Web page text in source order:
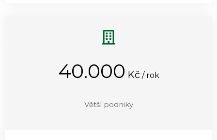
40.000 Kč / rok
Větší podniky